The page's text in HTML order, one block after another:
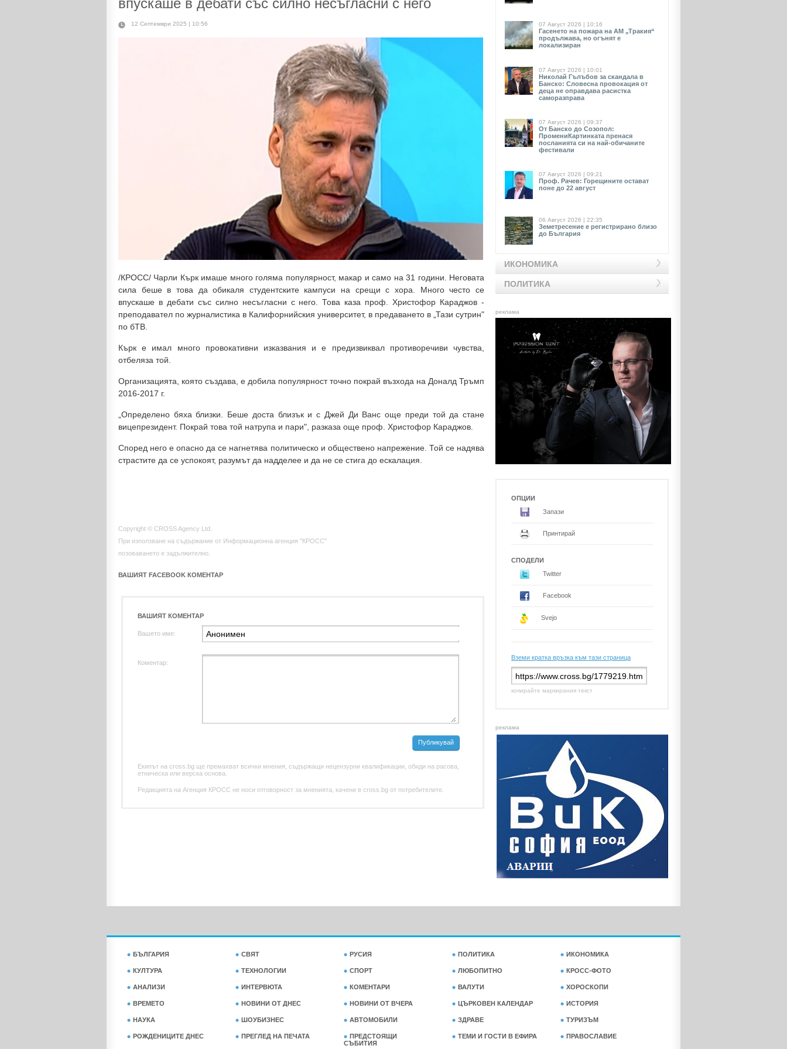
впускаше в дебати със силно несъгласни с него
12 Септември 2025 | 10:56
/КРОСС/ Чарли Кърк имаше много голяма популярност, макар и само на 31 години. Неговата
сила беше в това да обикаля студентските кампуси на срещи с хора. Много често се
впускаше в дебати със силно несъгласни с него. Това каза проф. Христофор Караджов -
преподавател по журналистика в Калифорнийския университет, в предаването в „Тази сутрин"
по бТВ.
Кърк е имал много провокативни изказвания и е предизвиквал противоречиви чувства,
отбеляза той.
Организацията, която създава, е добила популярност точно покрай възхода на Доналд Тръмп
2016-2017 г.
„Определено бяха близки. Беше доста близък и с Джей Ди Ванс още преди той да стане
вицепрезидент. Покрай това той натрупа и пари", разказа още проф. Христофор Караджов.
Според него е опасно да се нагнетява политическо и обществено напрежение. Той се надява
страстите да се успокоят, разумът да надделее и да не се стига до ескалация.
Copyright © CROSS Agency Ltd.
При използване на съдържание от Информационна агенция "КРОСС"
позоваването е задължително.
ВАШИЯТ FACEBOOK КОМЕНТАР
ВАШИЯТ КОМЕНТАР
Вашето име:
Коментар:
Публикувай
Екипът на cross.bg ще премахват всички мнения, съдържащи нецензурни квалификации, обиди на расова,
етническа или верска основа.
Редакцията на Агенция КРОСС не носи отговорност за мненията, качени в cross.bg от потребителите.
07 Август 2026 | 10:16
Гасенето на пожара на АМ „Тракия“
продължава, но огънят е
локализиран
07 Август 2026 | 10:01
Николай Гълъбов за скандала в
Банско: Словесна провокация от
деца не оправдава расистка
саморазправа
07 Август 2026 | 09:37
От Банско до Созопол:
ПромениКартинката пренася
посланията си на най-обичаните
фестивали
07 Август 2026 | 09:21
Проф. Рачев: Горещините остават
поне до 22 август
06 Август 2026 | 22:35
Земетресение е регистрирано близо
до България
ИКОНОМИКА
ПОЛИТИКА
реклама
ОПЦИИ
Запази
Принтирай
СПОДЕЛИ
Twitter
Facebook
Svejo
Вземи кратка връзка към тази страница
копирайте маркирания текст
реклама
БЪЛГАРИЯ СВЯТ РУСИЯ ПОЛИТИКА ИКОНОМИКА
КУЛТУРА ТЕХНОЛОГИИ СПОРТ ЛЮБОПИТНО КРОСС-ФОТО
АНАЛИЗИ ИНТЕРВЮТА КОМЕНТАРИ ВАЛУТИ ХОРОСКОПИ
ВРЕМЕТО НОВИНИ ОТ ДНЕС НОВИНИ ОТ ВЧЕРА ЦЪРКОВЕН КАЛЕНДАР ИСТОРИЯ
НАУКА ШОУБИЗНЕС АВТОМОБИЛИ ЗДРАВЕ ТУРИЗЪМ
РОЖДЕНИЦИТЕ ДНЕС ПРЕГЛЕД НА ПЕЧАТА
ПРЕДСТОЯЩИ
СЪБИТИЯ
ТЕМИ И ГОСТИ В ЕФИРА ПРАВОСЛАВИЕ